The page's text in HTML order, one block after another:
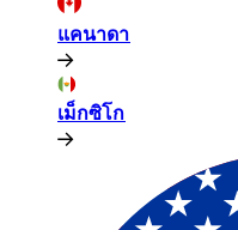
แคนาดา​​
เม็กซิโก​​